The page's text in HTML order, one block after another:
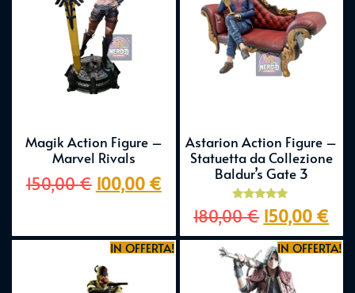
Magik Action Figure –
Marvel Rivals
150,00€ 100,00 €
Astarion Action Figure –
Statuetta da Collezione
Baldur’s Gate 3
Valutato
5.00
180,00€ 150,00 €
IN OFFERTA! IN OFFERTA!